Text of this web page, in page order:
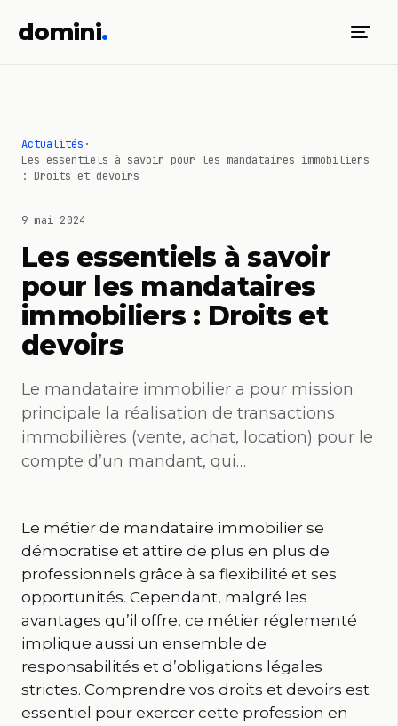
domini.
Actualités ·
Les essentiels à savoir pour les mandataires immobiliers
: Droits et devoirs
9 mai 2024
Les essentiels à savoir
pour les mandataires
immobiliers : Droits et
devoirs
Le mandataire immobilier a pour mission
principale la réalisation de transactions
immobilières (vente, achat, location) pour le
compte d’un mandant, qui…
Le métier de mandataire immobilier se
démocratise et attire de plus en plus de
professionnels grâce à sa flexibilité et ses
opportunités. Cependant, malgré les
avantages qu’il offre, ce métier réglementé
implique aussi un ensemble de
responsabilités et d’obligations légales
strictes. Comprendre vos droits et devoirs est
essentiel pour exercer cette profession en